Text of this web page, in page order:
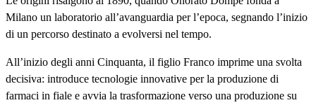
Milano un laboratorio all’avanguardia per l’epoca, segnando l’inizio
di un percorso destinato a evolversi nel tempo.
All’inizio degli anni Cinquanta, il figlio Franco imprime una svolta
decisiva: introduce tecnologie innovative per la produzione di
farmaci in fiale e avvia la trasformazione verso una produzione su